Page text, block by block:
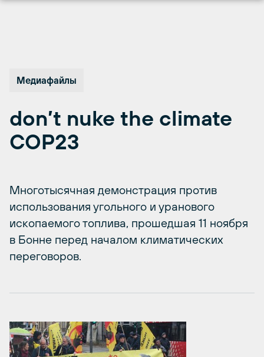
Медиафайлы
don’t nuke the climate
COP23
Многотысячная демонстрация против
использования угольного и уранового
ископаемого топлива, прошедшая 11 ноября
в Бонне перед началом климатических
переговоров.